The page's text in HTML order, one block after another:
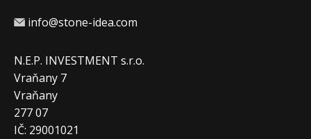
info@stone-idea.com
N.E.P. INVESTMENT s.r.o.
Vraňany 7
Vraňany
277 07
IČ: 29001021